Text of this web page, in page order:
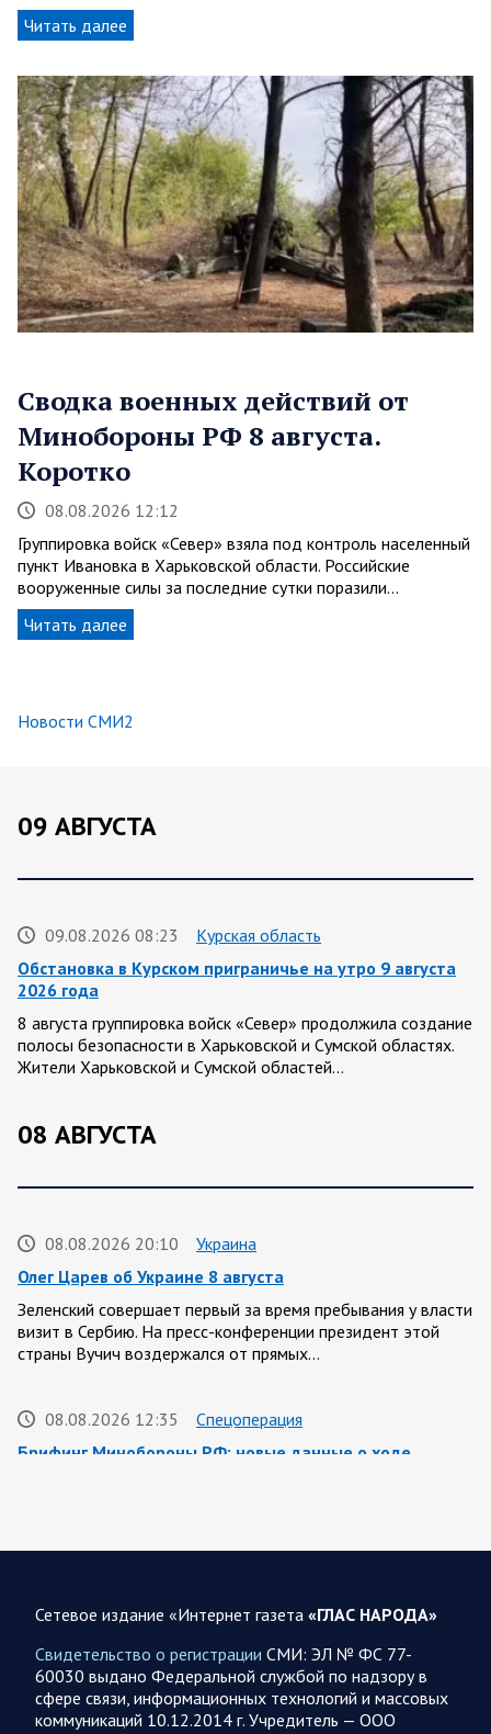
Читать далее
Сводка военных действий от
Минобороны РФ 8 августа.
Коротко
08.08.2026 12:12
Группировка войск «Север» взяла под контроль населенный
пункт Ивановка в Харьковской области. Российские
вооруженные силы за последние сутки поразили…
Читать далее
Новости СМИ2
09 АВГУСТА
09.08.2026 08:23
Курская область
Обстановка в Курском приграничье на утро 9 августа
2026 года
8 августа группировка войск «Север» продолжила создание
полосы безопасности в Харьковской и Сумской областях.
Жители Харьковской и Сумской областей…
08 АВГУСТА
08.08.2026 20:10
Украина
Олег Царев об Украине 8 августа
Зеленский совершает первый за время пребывания у власти
визит в Сербию. На пресс-конференции президент этой
страны Вучич воздержался от прямых…
08.08.2026 12:35
Спецоперация
Брифинг Минобороны РФ: новые данные о ходе
представители группировок «Север», «Запад», «Центр»,
Сводка военных действий от Минобороны РФ 8
августа. Коротко
Группировка войск «Север» взяла под контроль населенный
Сетевое издание «Интернет газета «ГЛАС НАРОДА»
Свидетельство о регистрации СМИ: ЭЛ № ФС 77-
60030 выдано Федеральной службой по надзору в
сфере связи, информационных технологий и массовых
коммуникаций 10.12.2014 г. Учредитель — ООО